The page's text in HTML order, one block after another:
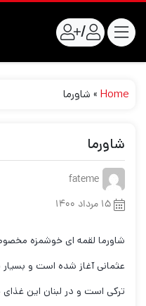
/
Home
» شاورما
شاورما
fateme
۱۵ مرداد ۱۴۰۰
شاورما لقمه ای خوشمزه
عثمانی آغاز شده است و
ترکی است و در لبنان این